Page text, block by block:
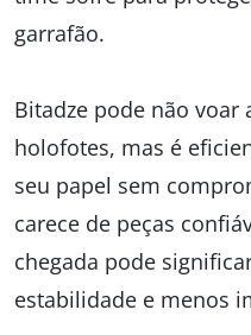
garrafão.
Bitadze pode não voar
holofotes, mas é
seu papel sem
carece de peças
chegada pode
estabilidade e menos